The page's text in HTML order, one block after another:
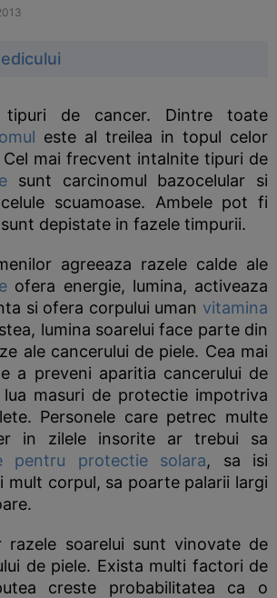
tipuri de cancer. Dintre toate
este al treilea in topul celor
Cel mai frecvent intalnite tipuri de
sunt carcinomul bazocelular si
scuamoase. Ambele pot fi
depistate in fazele timpurii.
agreeaza razele calde ale
ofera energie, lumina, activeaza
si ofera corpului uman vitamina
lumina soarelui face parte din
ale cancerului de piele. Cea mai
a preveni aparitia cancerului de
masuri de protectie impotriva
Personele care petrec multe
in zilele insorite ar trebui sa
pentru protectie solara, sa isi
mult corpul, sa poarte palarii largi
razele soarelui sunt vinovate de
de piele. Exista multi factori de
creste probabilitatea ca o